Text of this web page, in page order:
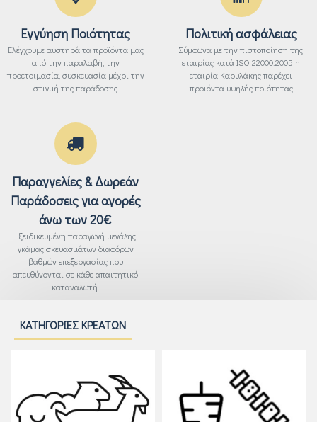
Εγγύηση Ποιότητας
Ελέγχουμε αυστηρά τα προϊόντα μας
από την παραλαβή, την
προετοιμασία, συσκευασία μέχρι την
στιγμή της παράδοσης
Πολιτική ασφάλειας
Σύμφωνα με την πιστοποίηση της
εταιρίας κατά ISO 22000:2005 η
εταιρία Καρυλάκης παρέχει
προϊόντα υψηλής ποιότητας
Παραγγελίες & Δωρεάν
Παράδοσεις για αγορές
άνω των 20€
Εξειδικευμένη παραγωγή μεγάλης
γκάμας σκευασμάτων διαφόρων
βαθμών επεξεργασίας που
απευθύνονται σε κάθε απαιτητικό
καταναλωτή.
ΚΑΤΗΓΟΡΊΕΣ ΚΡΕΆΤΩΝ